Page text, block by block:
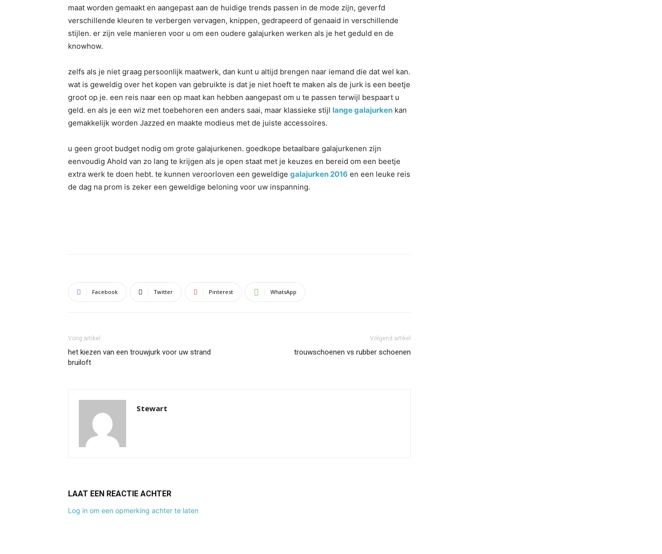
maat worden gemaakt en aangepast aan de huidige trends passen in de mode zijn, geverfd
verschillende kleuren te verbergen vervagen, knippen, gedrapeerd of genaaid in verschillende
stijlen. er zijn vele manieren voor u om een oudere galajurken werken als je het geduld en de
knowhow.
zelfs als je niet graag persoonlijk maatwerk, dan kunt u altijd brengen naar iemand die dat wel kan.
wat is geweldig over het kopen van gebruikte is dat je niet hoeft te maken als de jurk is een beetje
groot op je. een reis naar een op maat kan hebben aangepast om u te passen terwijl bespaart u
geld. en als je een wiz met toebehoren een anders saai, maar klassieke stijl lange galajurken kan
gemakkelijk worden Jazzed en maakte modieus met de juiste accessoires.
u geen groot budget nodig om grote galajurkenen. goedkope betaalbare galajurkenen zijn
eenvoudig Ahold van zo lang te krijgen als je open staat met je keuzes en bereid om een beetje
extra werk te doen hebt. te kunnen veroorloven een geweldige galajurken 2016 en een leuke reis
de dag na prom is zeker een geweldige beloning voor uw inspanning.
Facebook Twitter Pinterest WhatsApp
Vorig artikel
het kiezen van een trouwjurk voor uw strand
bruiloft
Volgend artikel
trouwschoenen vs rubber schoenen
Stewart
LAAT EEN REACTIE ACHTER
Log in om een opmerking achter te laten